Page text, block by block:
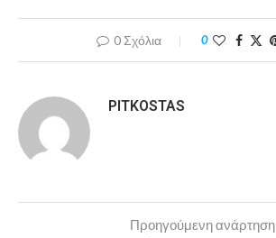
0 Σχόλια 0
PITKOSTAS
Προηγούμενη ανάρτηση